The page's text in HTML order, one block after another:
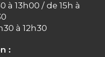
à 13h00 / de 15h à
à 12h30
: